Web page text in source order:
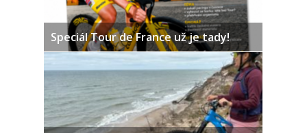
Speciál Tour de France už je tady!